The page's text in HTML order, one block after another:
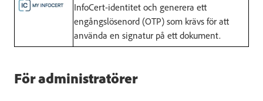
InfoCert-identitet och generera ett
engångslösenord (OTP) som krävs för att
använda en signatur på ett dokument.
För administratörer